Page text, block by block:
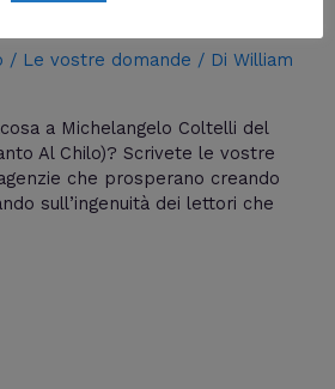
/ Le vostre domande / DiWilliam
a Michelangelo Coltelli del
Al Chilo)? Scrivete le vostre
che prosperano creando
sull’ingenuità dei lettori che